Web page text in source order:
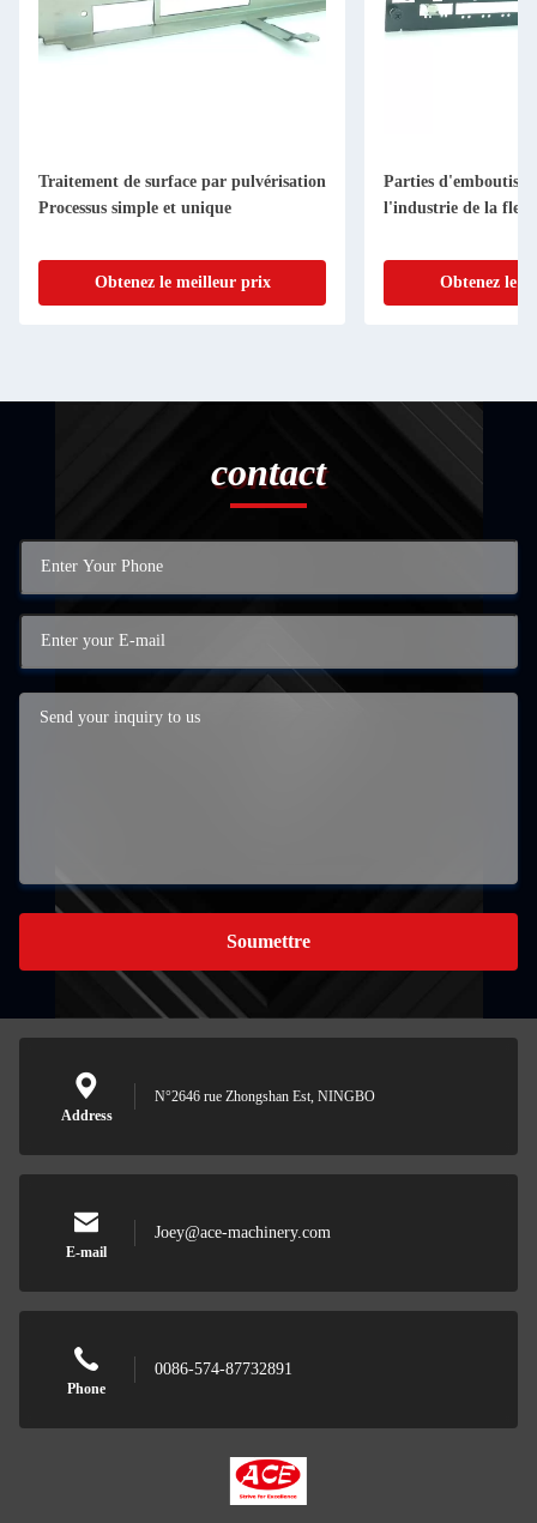
Traitement de surface par pulvérisation
Processus simple et unique
Obtenez le meilleur prix
Parties
l'industrie de la
Obtenez le
contact
Soumettre
Address
N°2646 rue Zhongshan Est, NINGBO
E-mail
Joey@ace-machinery.com
Phone
0086-574-87732891